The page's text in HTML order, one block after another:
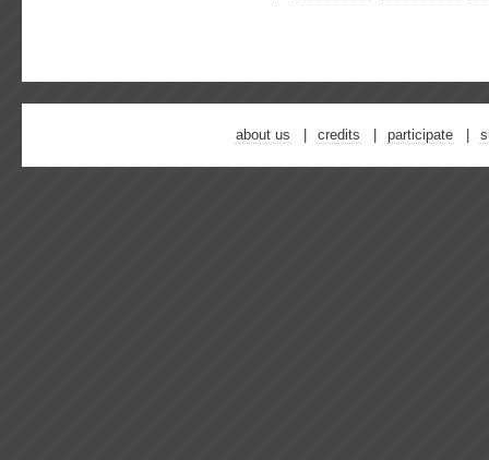
about us credits participate